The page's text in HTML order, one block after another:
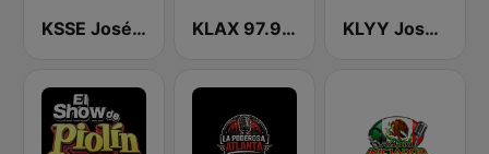
KSSE José 97.5 y 107.1 KLAX 97.9 La Raza FM KLYY José 97.5 y 107.1